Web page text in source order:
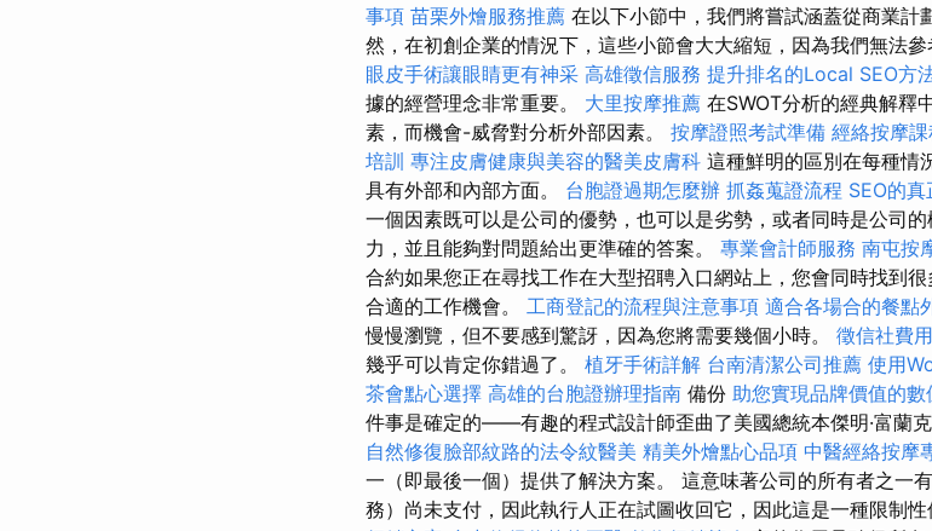
事項 苗栗外燴服務推薦 在以下小節中，我們將嘗試涵蓋從商業計
然，在初創企業的情況下，這些小節會大大縮短，因為我們無法參
眼皮手術讓眼睛更有神采 高雄徵信服務 提升排名的Local SEO方
據的經營理念非常重要。 大里按摩推薦 在SWOT分析的經典解釋
素，而機會-威脅對分析外部因素。 按摩證照考試準備 經絡按摩
培訓 專注皮膚健康與美容的醫美皮膚科 這種鮮明的區別在每種情
具有外部和內部方面。 台胞證過期怎麼辦 抓姦蒐證流程 SEO的真
一個因素既可以是公司的優勢，也可以是劣勢，或者同時是公司
力，並且能夠對問題給出更準確的答案。 專業會計師服務 南屯按
合約如果您正在尋找工作在大型招聘入口網站上，您會同時找到
合適的工作機會。 工商登記的流程與注意事項 適合各場合的餐點
慢慢瀏覽，但不要感到驚訝，因為您將需要幾個小時。 徵信社費
幾乎可以肯定你錯過了。 植牙手術詳解 台南清潔公司推薦 使用
茶會點心選擇 高雄的台胞證辦理指南 備份 助您實現品牌價值的數
件事是確定的——有趣的程式設計師歪曲了美國總統本傑明·富蘭
自然修復臉部紋路的法令紋醫美 精美外燴點心品項 中醫經絡按摩
一（即最後一個）提供了解決方案。 這意味著公司的所有者之一
務）尚未支付，因此執行人正在試圖收回它，因此這是一種限制性